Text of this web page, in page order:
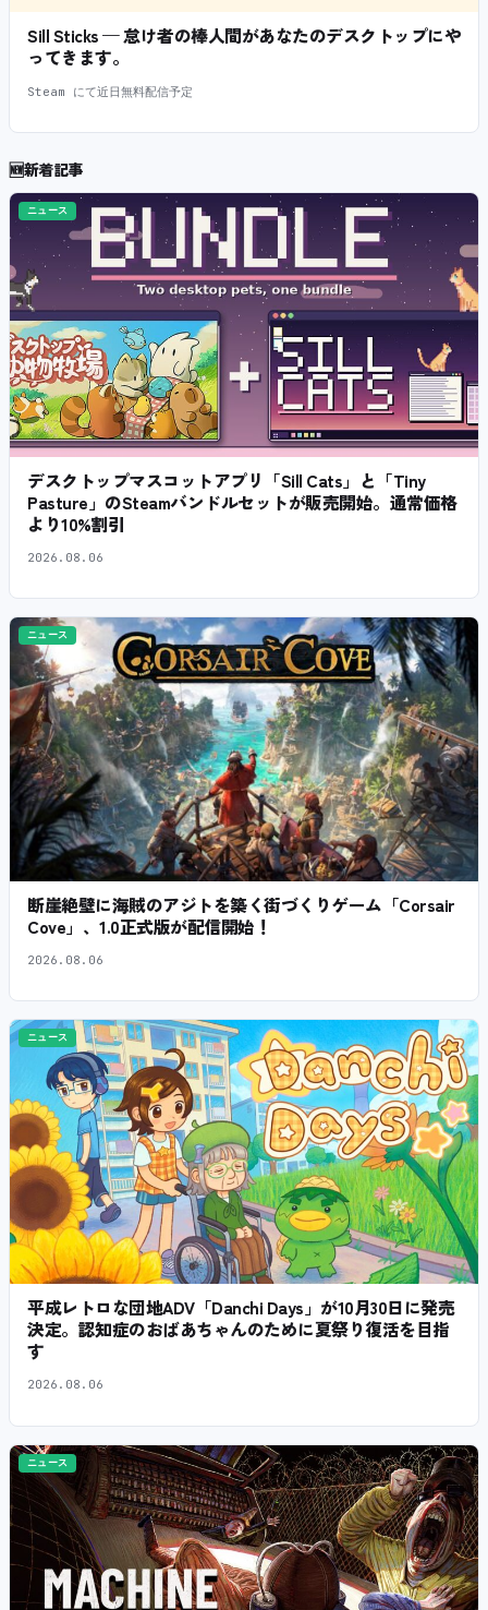
Sill Sticks — 怠け者の棒人間があなたのデスクトップにや
ってきます。
Steam にて近日無料配信予定
🆕新着記事
ニュース
デスクトップマスコットアプリ「Sill Cats」と「Tiny
Pasture」のSteamバンドルセットが販売開始。通常価格
より10%割引
2026.08.06
ニュース
断崖絶壁に海賊のアジトを築く街づくりゲーム「Corsair
Cove」、1.0正式版が配信開始！
2026.08.06
ニュース
平成レトロな団地ADV「Danchi Days」が10月30日に発売
決定。認知症のおばあちゃんのために夏祭り復活を目指
す
2026.08.06
ニュース